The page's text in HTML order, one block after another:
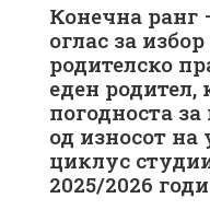
Конечна ранг
оглас за
родителско
еден родител,
погодноста
од износот
циклус
2025/2026